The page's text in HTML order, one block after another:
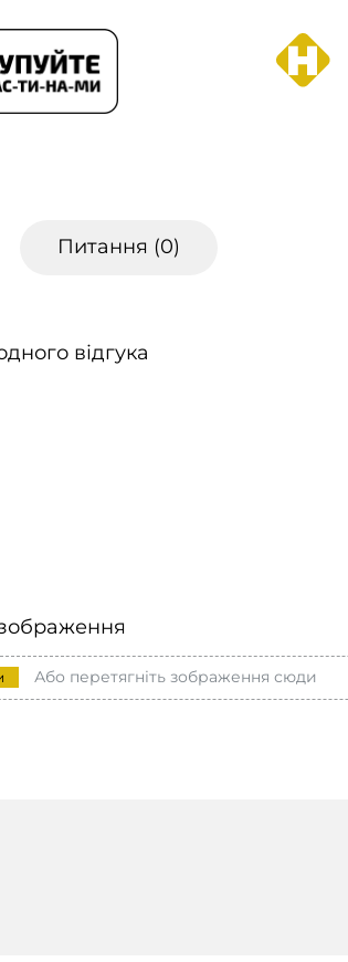
Питання (0)
відгука
Або перетягніть зображення сюди